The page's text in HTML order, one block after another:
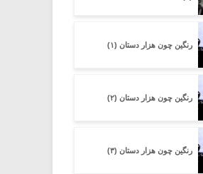
رنگین چون هزار دستان (۱)
رنگین چون هزار دستان (۲)
رنگین چون هزار دستان (۳)